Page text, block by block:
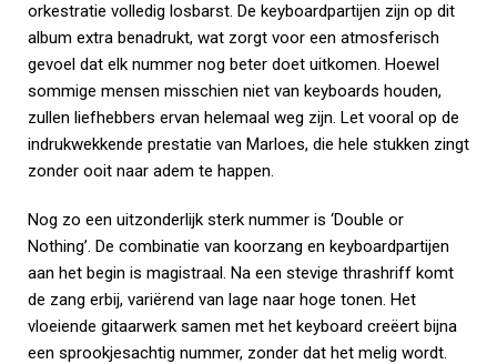
orkestratie volledig losbarst. De keyboardpartijen zijn op dit
album extra benadrukt, wat zorgt voor een atmosferisch
gevoel dat elk nummer nog beter doet uitkomen. Hoewel
sommige mensen misschien niet van keyboards houden,
zullen liefhebbers ervan helemaal weg zijn. Let vooral op de
indrukwekkende prestatie van Marloes, die hele stukken zingt
zonder ooit naar adem te happen.
Nog zo een uitzonderlijk sterk nummer is ‘Double or
Nothing’. De combinatie van koorzang en keyboardpartijen
aan het begin is magistraal. Na een stevige thrashriff komt
de zang erbij, variërend van lage naar hoge tonen. Het
vloeiende gitaarwerk samen met het keyboard creëert bijna
een sprookjesachtig nummer, zonder dat het melig wordt.